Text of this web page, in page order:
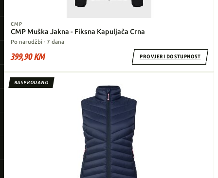
CMP
CMP Muška Jakna - Fiksna Kapuljača Crna
Po narudžbi · 7 dana
399,90 KM PROVJERI DOSTUPNOST
RASPRODANO